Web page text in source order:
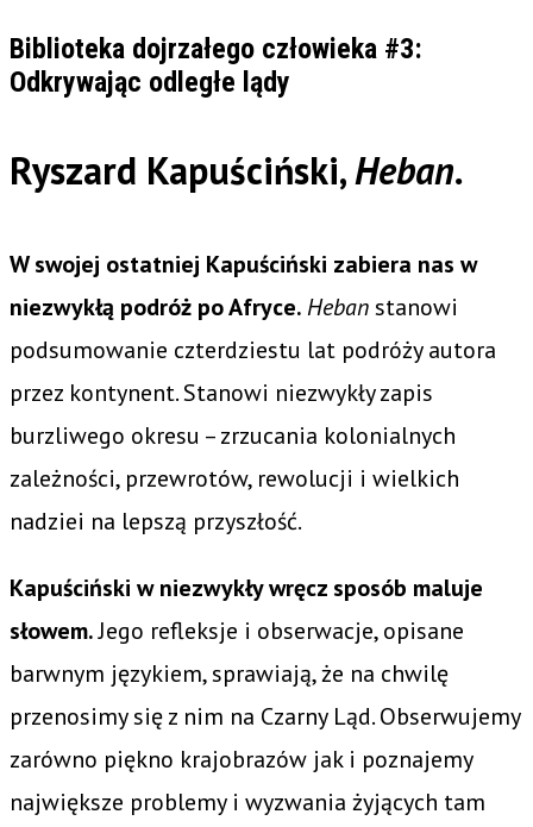
Biblioteka dojrzałego człowieka #3:
Odkrywając odległe lądy
Ryszard Kapuściński,Heban.
W swojej ostatniej Kapuściński zabiera nas w
niezwykłą podróż po Afryce.Hebanstanowi
podsumowanie czterdziestu lat podróży autora
przez kontynent. Stanowi niezwykły zapis
burzliwego okresu – zrzucania kolonialnych
zależności, przewrotów, rewolucji i wielkich
nadziei na lepszą przyszłość.
Kapuściński w niezwykły wręcz sposób maluje
słowem.Jego refleksje i obserwacje, opisane
barwnym językiem, sprawiają, że na chwilę
przenosimy się z nim na Czarny Ląd. Obserwujemy
zarówno piękno krajobrazów jak i poznajemy
największe problemy i wyzwania żyjących tam